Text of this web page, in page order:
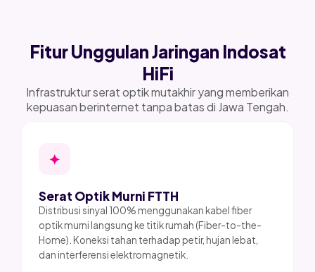
Fitur Unggulan Jaringan Indosat
HiFi
Infrastruktur serat optik mutakhir yang memberikan
kepuasan berinternet tanpa batas di Jawa Tengah.
✦
Serat Optik Murni FTTH
Distribusi sinyal 100% menggunakan kabel fiber
optik murni langsung ke titik rumah (Fiber-to-the-
Home). Koneksi tahan terhadap petir, hujan lebat,
dan interferensi elektromagnetik.